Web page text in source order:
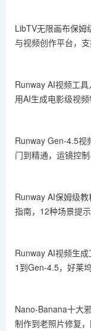
LibTV无限画布保姆
与视频创作平台，
Runway AI视频工
用AI生成电影级视
Runway Gen-4.5视
门到精通，运镜控
Runway AI保姆级
指南，12种场景提
Runway AI视频生
1到Gen-4.5，好莱
Nano-Banana十大
制作到老照片修复